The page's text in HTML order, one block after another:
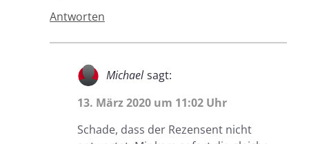
Antworten
Michael sagt:
13. März 2020 um 11:02 Uhr
Schade, dass der Rezensent nicht